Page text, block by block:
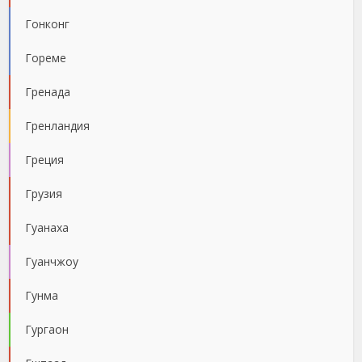
Гонконг
Гореме
Гренада
Гренландия
Греция
Грузия
Гуанаха
Гуанчжоу
Гунма
Гургаон